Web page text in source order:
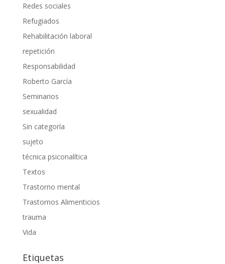
Redes sociales
Refugiados
Rehabilitación laboral
repetición
Responsabilidad
Roberto García
Seminarios
sexualidad
Sin categoría
sujeto
técnica psiconalítica
Textos
Trastorno mental
Trastornos Alimenticios
trauma
Vida
Etiquetas